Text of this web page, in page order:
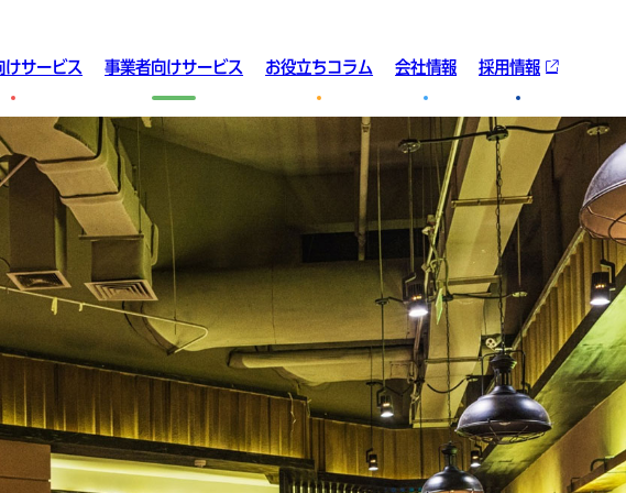
けサービス 事業者向けサービス お役立ちコラム 会社情報 採用情報